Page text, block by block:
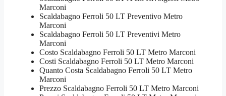
Marconi
Scaldabagno Ferroli 50 LT Preventivo Metro
Marconi
Scaldabagno Ferroli 50 LT Preventivi Metro
Marconi
Costo Scaldabagno Ferroli 50 LT Metro Marconi
Costi Scaldabagno Ferroli 50 LT Metro Marconi
Quanto Costa Scaldabagno Ferroli 50 LT Metro
Marconi
Prezzo Scaldabagno Ferroli 50 LT Metro Marconi